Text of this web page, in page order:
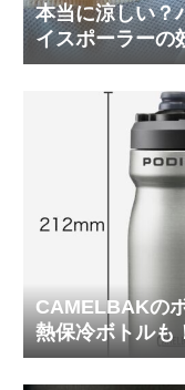
本当に涼しい？
イスポーラーの
ってみた
CAMELBAKの
熱保冷ボトルも